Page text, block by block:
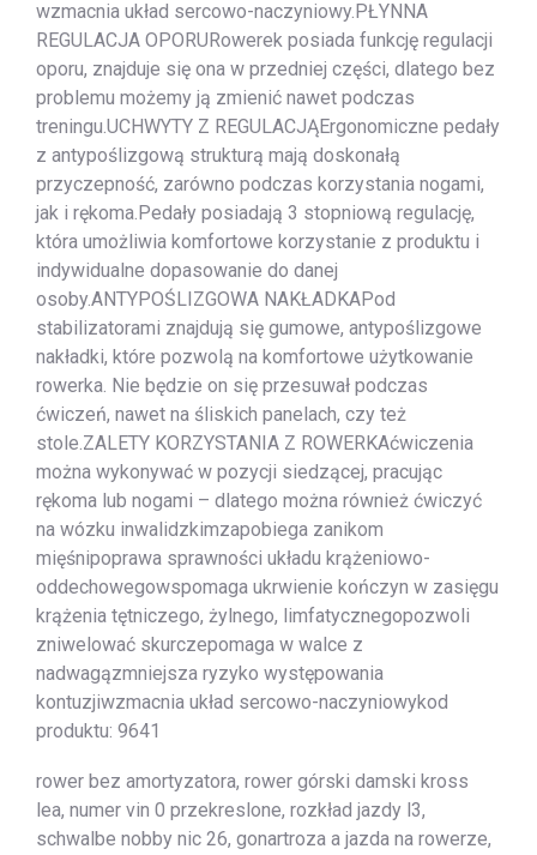
wzmacnia układ sercowo-naczyniowy.PŁYNNA
REGULACJA OPORURowerek posiada funkcję regulacji
oporu, znajduje się ona w przedniej części, dlatego bez
problemu możemy ją zmienić nawet podczas
treningu.UCHWYTY Z REGULACJĄErgonomiczne pedały
z antypoślizgową strukturą mają doskonałą
przyczepność, zarówno podczas korzystania nogami,
jak i rękoma.Pedały posiadają 3 stopniową regulację,
która umożliwia komfortowe korzystanie z produktu i
indywidualne dopasowanie do danej
osoby.ANTYPOŚLIZGOWA NAKŁADKAPod
stabilizatorami znajdują się gumowe, antypoślizgowe
nakładki, które pozwolą na komfortowe użytkowanie
rowerka. Nie będzie on się przesuwał podczas
ćwiczeń, nawet na śliskich panelach, czy też
stole.ZALETY KORZYSTANIA Z ROWERKAćwiczenia
można wykonywać w pozycji siedzącej, pracując
rękoma lub nogami – dlatego można również ćwiczyć
na wózku inwalidzkimzapobiega zanikom
mięśnipoprawa sprawności układu krążeniowo-
oddechowegowspomaga ukrwienie kończyn w zasięgu
krążenia tętniczego, żylnego, limfatycznegopozwoli
zniwelować skurczepomaga w walce z
nadwagązmniejsza ryzyko występowania
kontuzjiwzmacnia układ sercowo-naczyniowykod
produktu: 9641
rower bez amortyzatora, rower górski damski kross
lea, numer vin 0 przekreslone, rozkład jazdy l3,
schwalbe nobby nic 26, gonartroza a jazda na rowerze,